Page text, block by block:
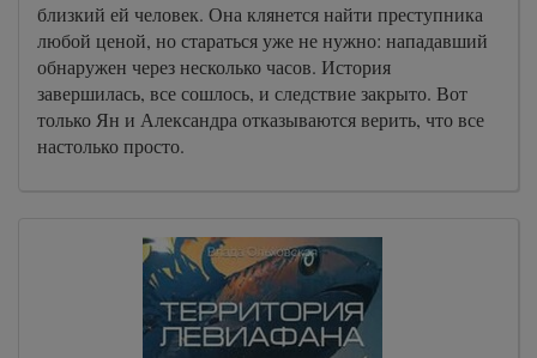
близкий ей человек. Она клянется найти преступника
любой ценой, но стараться уже не нужно: нападавший
обнаружен через несколько часов. История
завершилась, все сошлось, и следствие закрыто. Вот
только Ян и Александра отказываются верить, что все
настолько просто.